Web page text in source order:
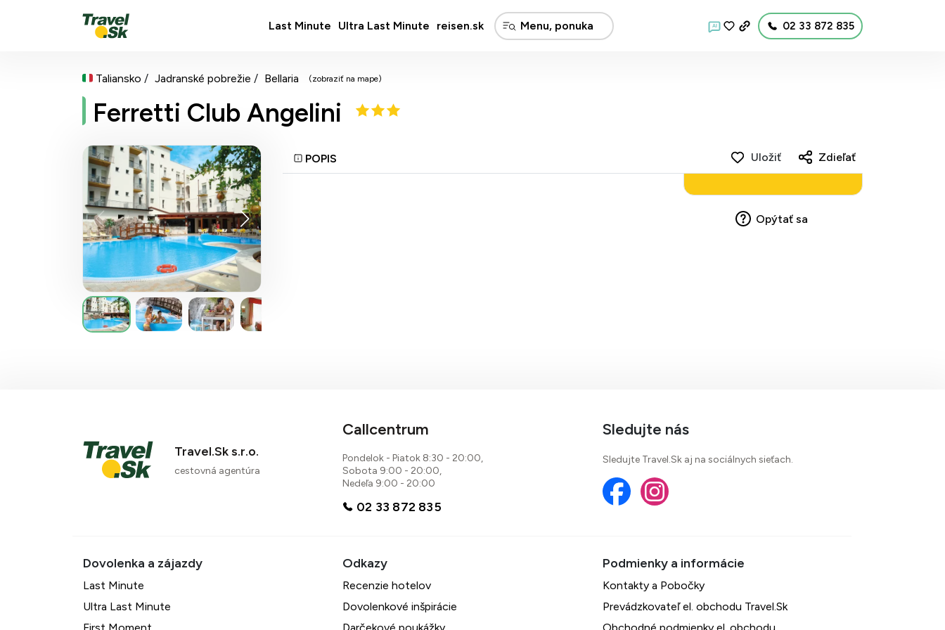
Last Minute Ultra Last Minute reisen.sk AI 02 33 872 835
Taliansko Jadranské pobrežie Bellaria (zobraziť na mape)
Ferretti Club Angelini
POPIS Uložiť Zdieľať
Opýtať sa
Travel.Sk s.r.o.
cestovná agentúra
Callcentrum
Pondelok - Piatok 8:30 - 20:00,
Sobota 9:00 - 20:00,
Nedeľa 9:00 - 20:00
02 33 872 835
Sledujte nás
Sledujte Travel.Sk aj na sociálnych sieťach.
Last Minute
Ultra Last Minute
Recenzie hotelov
Dovolenkové inšpirácie
Kontakty a Pobočky
Prevádzkovateľ el. obchodu Travel.Sk